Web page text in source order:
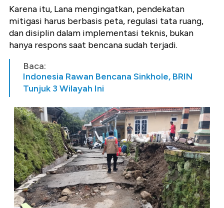
Karena itu, Lana mengingatkan, pendekatan
mitigasi harus berbasis peta, regulasi tata ruang,
dan disiplin dalam implementasi teknis, bukan
hanya respons saat bencana sudah terjadi.
Baca:
Indonesia Rawan Bencana Sinkhole, BRIN
Tunjuk 3 Wilayah Ini